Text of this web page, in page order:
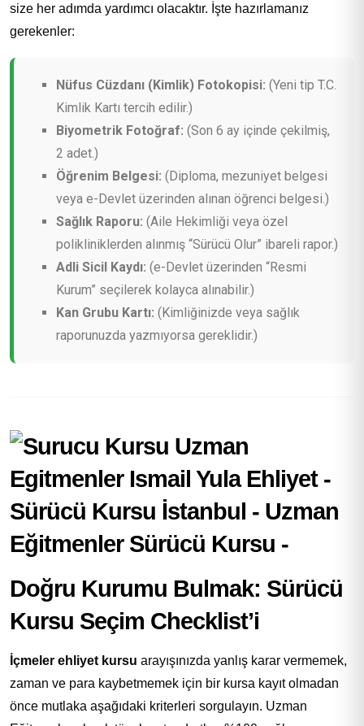
size her adımda yardımcı olacaktır. İşte hazırlamanız
gerekenler:
Nüfus Cüzdanı (Kimlik) Fotokopisi: (Yeni tip T.C.
Kimlik Kartı tercih edilir.)
Biyometrik Fotoğraf: (Son 6 ay içinde çekilmiş,
2 adet.)
Öğrenim Belgesi: (Diploma, mezuniyet belgesi
veya e-Devlet üzerinden alınan öğrenci belgesi.)
Sağlık Raporu: (Aile Hekimliği veya özel
polikliniklerden alınmış “Sürücü Olur” ibareli rapor.)
Adli Sicil Kaydı: (e-Devlet üzerinden “Resmi
Kurum” seçilerek kolayca alınabilir.)
Kan Grubu Kartı: (Kimliğinizde veya sağlık
raporunuzda yazmıyorsa gereklidir.)
Doğru Kurumu Bulmak: Sürücü
Kursu Seçim Checklist’i
İçmeler ehliyet kursu arayışınızda yanlış karar vermemek,
zaman ve para kaybetmemek için bir kursa kayıt olmadan
önce mutlaka aşağıdaki kriterleri sorgulayın. Uzman